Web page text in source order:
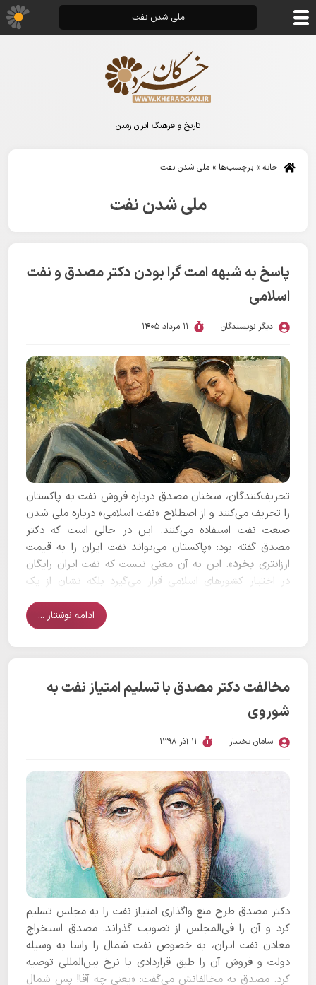
تاریخ و فرهنگ ایران زمین
خانه » برچسب‌ها » ملی شدن نفت
ملی شدن نفت
پاسخ به شبهه امت گرا بودن دکتر مصدق و نفت
اسلامی
دیگر نویسندگان 11 مرداد 1405
تحریف‌کنندگان، سخنان مصدق درباره فروش نفت به پاکستان
را تحریف می‌کنند و از اصطلاح «نفت اسلامی» درباره ملی شدن
صنعت نفت استفاده می‌کنند. این در حالی است که دکتر
مصدق گفته بود: «پاکستان می‌تواند نفت ایران را به قیمت
ارزانتری بخرد». این به آن معنی نیست که نفت ایران رایگان
در اختیار کشورهای اسلامی قرار می‌گیرد بلکه نشان از یک
ادامه نوشتار ...
مخالفت دکتر مصدق با تسلیم امتیاز نفت به
شوروی
سامان بختیار 11 آذر 1398
دکتر مصدق طرح منع واگذاری امتیاز نفت را به مجلس تسلیم
کرد و آن را فی‌المجلس از تصویب گذراند. مصدق استخراج
معادن نفت ایران، به خصوص نفت شمال را راسا به وسیله
دولت و فروش آن را طبق قراردادی با نرخ بین‌المللی توصیه
کرد. مصدق به مخالفانش می‌گفت: «یعنی چه آقا! پس شمال
ملی شدن نفت